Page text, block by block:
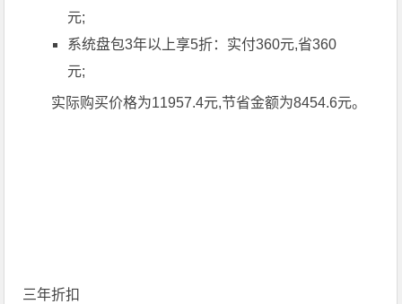
元;
系统盘包3年以上享5折：实付360元,省360
元;
实际购买价格为11957.4元,节省金额为8454.6元。
三年折扣